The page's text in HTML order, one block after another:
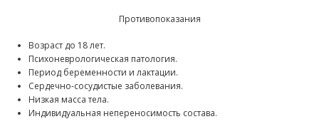
Противопоказания
Возраст до 18 лет.
Психоневрологическая патология.
Период беременности и лактации.
Сердечно-сосудистые заболевания.
Низкая масса тела.
Индивидуальная непереносимость состава.